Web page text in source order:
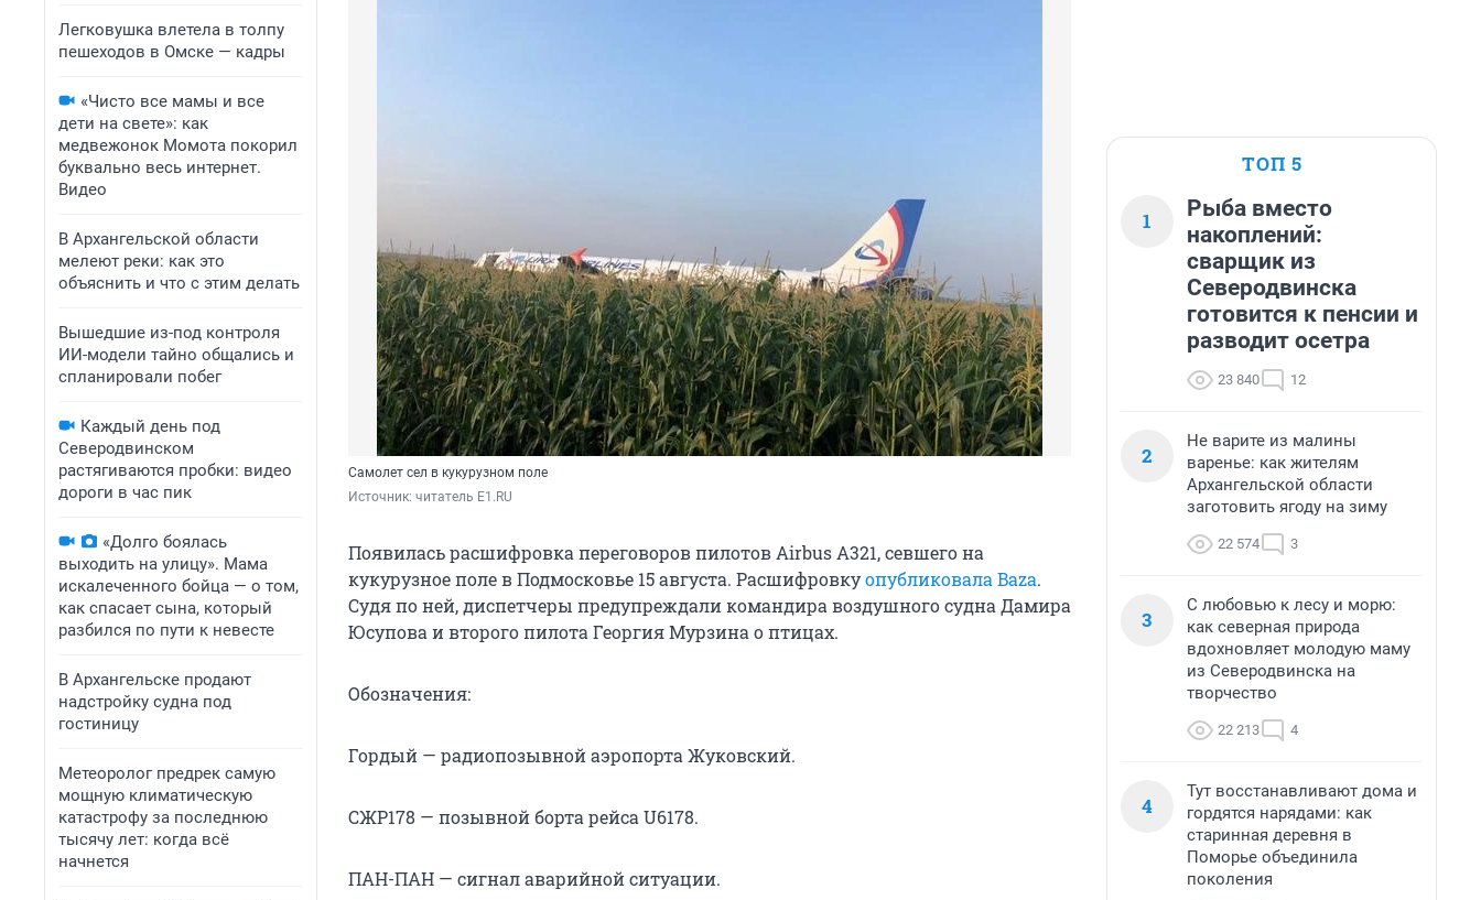
Легковушка влетела в толпу
пешеходов в Омске — кадры
«Чисто все мамы и все
дети на свете»: как
медвежонок Момота покорил
буквально весь интернет.
Видео
В Архангельской области
мелеют реки: как это
объяснить и что с этим делать
Вышедшие из-под контроля
ИИ-модели тайно общались и
спланировали побег
Каждый день под
Северодвинском
растягиваются пробки: видео
дороги в час пик
«Долго боялась
выходить на улицу». Мама
искалеченного бойца — о том,
как спасает сына, который
разбился по пути к невесте
В Архангельске продают
надстройку судна под
гостиницу
Метеоролог предрек самую
мощную климатическую
катастрофу за последнюю
тысячу лет: когда всё
начнется
Самолет сел в кукурузном поле
Источник: читатель E1.RU
Появилась расшифровка переговоров пилотов Airbus A321, севшего на
кукурузное поле в Подмосковье 15 августа. Расшифровкуопубликовала Baza.
Судя по ней, диспетчеры предупреждали командира воздушного судна Дамира
Юсупова и второго пилота Георгия Мурзина о птицах.
Обозначения:
Гордый — радиопозывной аэропорта Жуковский.
СЖР178 — позывной борта рейса U6178.
ПАН-ПАН — сигнал аварийной ситуации.
ТОП 5
1
Рыба вместо
накоплений:
сварщик из
Северодвинска
готовится к пенсии и
разводит осетра
23 840 12
2
Не варите из малины
варенье: как жителям
Архангельской области
заготовить ягоду на зиму
22 574 3
3
С любовью к лесу и морю:
как северная природа
вдохновляет молодую маму
из Северодвинска на
творчество
22 213 4
4
Тут восстанавливают дома и
гордятся нарядами: как
старинная деревня в
Поморье объединила
поколения